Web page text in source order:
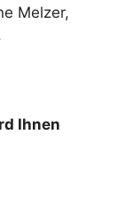
Melzer,
Ihnen